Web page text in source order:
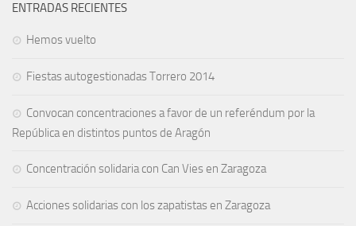
ENTRADAS RECIENTES
Hemos vuelto
Fiestas autogestionadas Torrero 2014
Convocan concentraciones a favor de un referéndum por la
República en distintos puntos de Aragón
Concentración solidaria con Can Vies en Zaragoza
Acciones solidarias con los zapatistas en Zaragoza